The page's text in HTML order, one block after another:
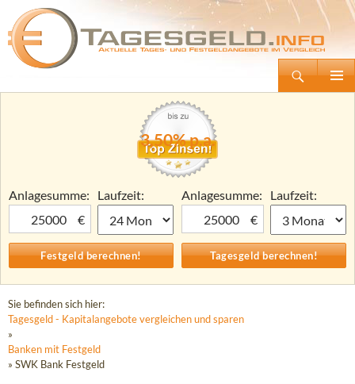
Tagesgeld.info – Tagesgeldkonten vergleichen und Tagesgeld-Zinsen berechnen
Zum
3,50% p.a.
Anlagesumme:
€
Laufzeit:
Anlagesumme:
€
Laufzeit:
Sie befinden sich hier:
Tagesgeld - Kapitalangebote vergleichen und sparen
»
Banken mit Festgeld
» SWK Bank Festgeld